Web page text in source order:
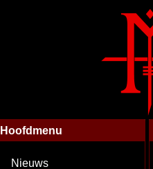
Hoofdmenu
Nieuws